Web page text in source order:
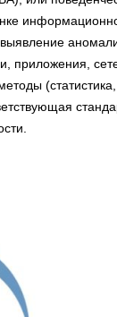
приложения,
(статистика,